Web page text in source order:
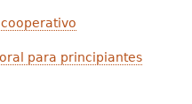
para principiantes